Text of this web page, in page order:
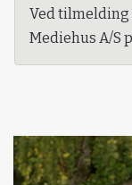
Ved tilmelding
Mediehus A/S